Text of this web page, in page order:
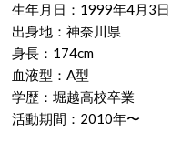
生年月日：1999年4月3日
出身地：神奈川県
身長：174cm
血液型：A型
学歴：堀越高校卒業
活動期間：2010年〜